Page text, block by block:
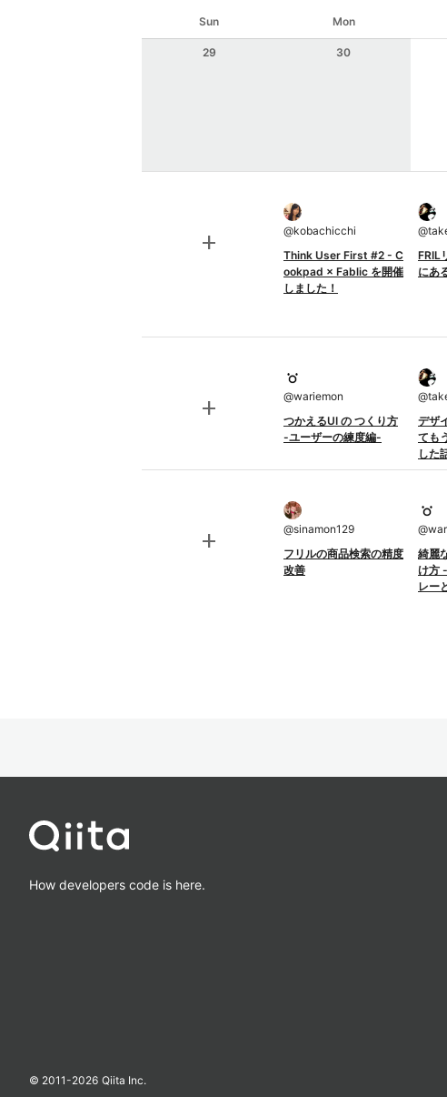
Sun Mon
29 30
add @kobachicchi
Think User First #2 - C
ookpad × Fablic を開催
しました！
@
FRIL
にあ
add @wariemon
つかえるUI の つくり方
-ユーザーの練度編-
@
デザ
ても
した
add @sinamon129
フリルの商品検索の精度
改善
@
綺麗
け方
レー
How developers code is here.
© 2011-2026 Qiita Inc.